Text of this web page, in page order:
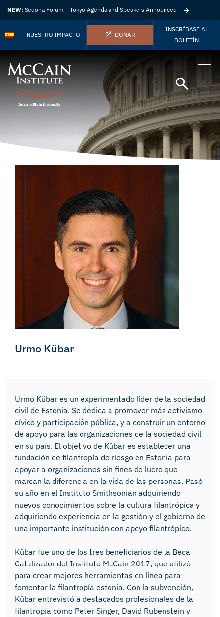
NEW: Sedona Forum – Tokyo Agenda and Speakers Announced
NUESTRO IMPACTO DONAR
INSCRÍBASE AL
BOLETÍN
Urmo Kübar
Urmo Kübar es un experimentado líder de la sociedad
civil de Estonia. Se dedica a promover más activismo
cívico y participación pública, y a construir un entorno
de apoyo para las organizaciones de la sociedad civil
en su país. El objetivo de Kübar es establecer una
fundación de filantropía de riesgo en Estonia para
apoyar a organizaciones sin fines de lucro que
marcan la diferencia en la vida de las personas. Pasó
su año en el Instituto Smithsonian adquiriendo
nuevos conocimientos sobre la cultura filantrópica y
adquiriendo experiencia en la gestión y el gobierno de
una importante institución con apoyo filantrópico.
Kübar fue uno de los tres beneficiarios de la Beca
Catalizador del Instituto McCain 2017, que utilizó
para crear mejores herramientas en línea para
fomentar la filantropía estonia. Con la subvención,
Kübar entrevistó a destacados profesionales de la
filantropía como Peter Singer, David Rubenstein y